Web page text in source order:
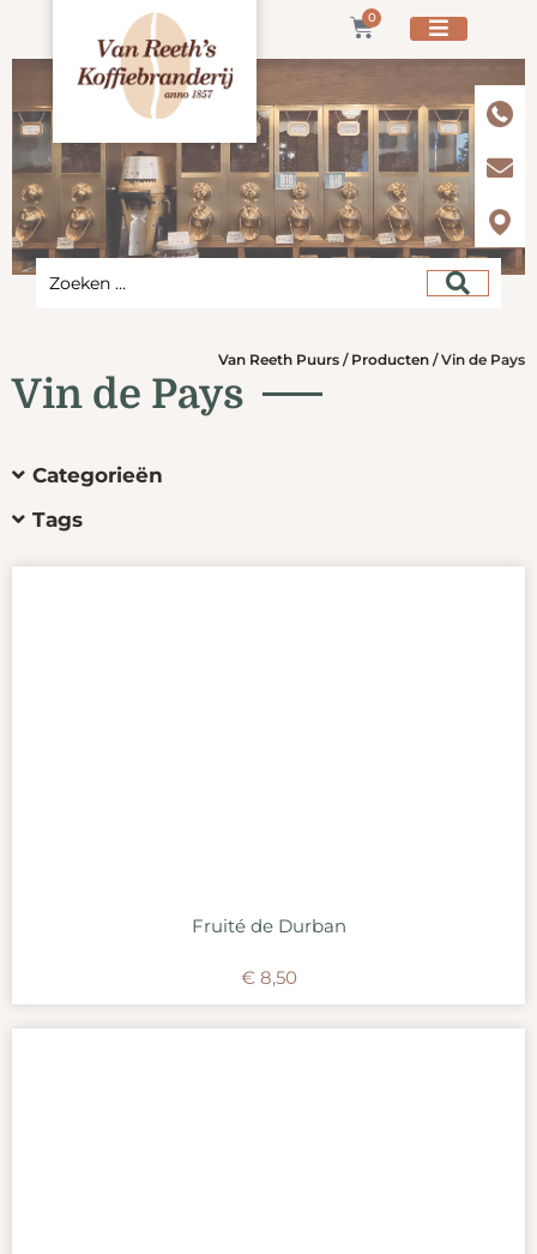
0
Van Reeth Puurs / Producten /Vin de Pays
Vin de Pays
Categorieën
Tags
Fruité de Durban
€ 8,50